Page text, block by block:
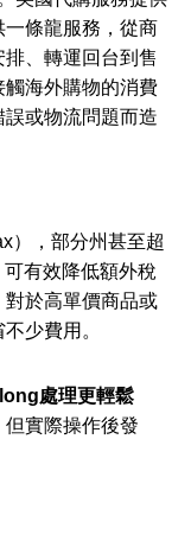
條龍服務，從商
、轉運回台到售
海外購物的消費
或物流問題而造
），部分州甚至超
有效降低額外稅
於高單價商品或
少費用。
處理更輕鬆
實際操作後發